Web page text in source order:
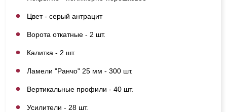
Цвет - серый антрацит
Ворота откатные - 2 шт.
Калитка - 2 шт.
Ламели "Ранчо" 25 мм - 300 шт.
Вертикальные профили - 40 шт.
Усилители - 28 шт.